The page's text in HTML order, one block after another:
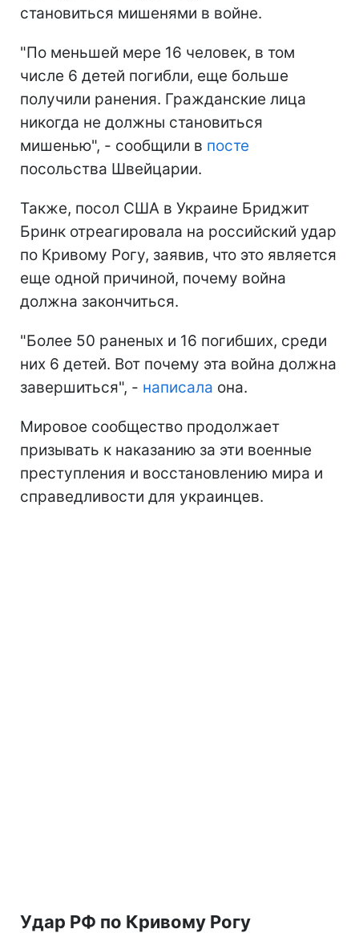
становиться мишенями в войне.
"По меньшей мере 16 человек, в том
числе 6 детей погибли, еще больше
получили ранения. Гражданские лица
никогда не должны становиться
мишенью", - сообщили в посте
посольства Швейцарии.
Также, посол США в Украине Бриджит
Бринк отреагировала на российский удар
по Кривому Рогу, заявив, что это является
еще одной причиной, почему война
должна закончиться.
"Более 50 раненых и 16 погибших, среди
них 6 детей. Вот почему эта война должна
завершиться", - написала она.
Мировое сообщество продолжает
призывать к наказанию за эти военные
преступления и восстановлению мира и
справедливости для украинцев.
Удар РФ по Кривому Рогу